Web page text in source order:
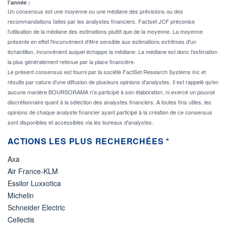
l'année :
Un consensus est une moyenne ou une médiane des prévisions ou des
recommandations faites par les analystes financiers. Factset JCF préconise
l'utilisation de la médiane des estimations plutôt que de la moyenne. La moyenne
présente en effet l'inconvénient d'être sensible aux estimations extrêmes d'un
échantillon, inconvénient auquel échappe la médiane. La médiane est donc l'estimation
la plus généralement retenue par la place financière.
Le présent consensus est fourni par la société FactSet Research Systems Inc et
résulte par nature d'une diffusion de plusieurs opinions d'analystes. Il est rappelé qu'en
aucune manière BOURSORAMA n'a participé à son élaboration, ni exercé un pouvoir
discrétionnaire quant à la sélection des analystes financiers. A toutes fins utiles, les
opinions de chaque analyste financier ayant participé à la création de ce consensus
sont disponibles et accessibles via les bureaux d'analystes.
ACTIONS LES PLUS RECHERCHÉES *
Axa
Air France-KLM
Essilor Luxxotica
Michelin
Schneider Electric
Cellectis